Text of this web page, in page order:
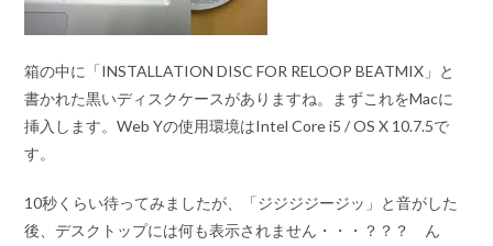
箱の中に「INSTALLATION DISC FOR RELOOP BEATMIX」と
書かれた黒いディスクケースがありますね。まずこれをMacに
挿入します。Web Yの使用環境はIntel Core i5 / OS X 10.7.5で
す。
10秒くらい待ってみましたが、「ジジジジージッ」と音がした
後、デスクトップには何も表示されません・・・？？？ ん